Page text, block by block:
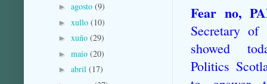
Fear no,
Secretary of
showed
Politics
► agosto (9)
► xullo (10)
► xuño (29)
► maio (20)
► abril (17)